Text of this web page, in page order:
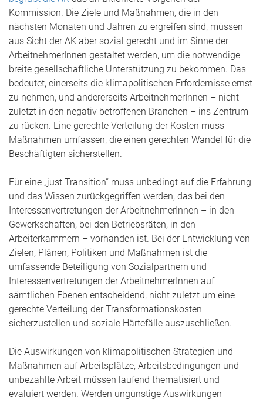
Kommission. Die Ziele und Maßnahmen, die in den
nächsten Monaten und Jahren zu ergreifen sind, müssen
aus Sicht der AK aber sozial gerecht und im Sinne der
ArbeitnehmerInnen gestaltet werden, um die notwendige
breite gesellschaftliche Unterstützung zu bekommen. Das
bedeutet, einerseits die klimapolitischen Erfordernisse ernst
zu nehmen, und andererseits ArbeitnehmerInnen – nicht
zuletzt in den negativ betroffenen Branchen – ins Zentrum
zu rücken. Eine gerechte Verteilung der Kosten muss
Maßnahmen umfassen, die einen gerechten Wandel für die
Beschäftigten sicherstellen.
Für eine „just Transition“ muss unbedingt auf die Erfahrung
und das Wissen zurückgegriffen werden, das bei den
Interessenvertretungen der ArbeitnehmerInnen – in den
Gewerkschaften, bei den Betriebsräten, in den
Arbeiterkammern – vorhanden ist. Bei der Entwicklung von
Zielen, Plänen, Politiken und Maßnahmen ist die
umfassende Beteiligung von Sozialpartnern und
Interessenvertretungen der ArbeitnehmerInnen auf
sämtlichen Ebenen entscheidend, nicht zuletzt um eine
gerechte Verteilung der Transformationskosten
sicherzustellen und soziale Härtefälle auszuschließen.
Die Auswirkungen von klimapolitischen Strategien und
Maßnahmen auf Arbeitsplätze, Arbeitsbedingungen und
unbezahlte Arbeit müssen laufend thematisiert und
evaluiert werden. Werden ungünstige Auswirkungen